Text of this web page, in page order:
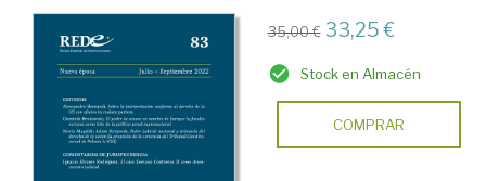
35,00 € 33,25 €
Stock en Almacén
COMPRAR